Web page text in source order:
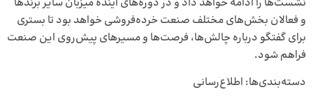
و فعالان بخش‌های مختلف صنعت خرده‌فروشی خواهد بود تا بستری
برای گفتگو درباره چالش‌ها، فرصت‌ها و مسیرهای پیش‌روی این صنعت
فراهم شود.
دسته‌بندی‌ها: اطلاع‌رسانی